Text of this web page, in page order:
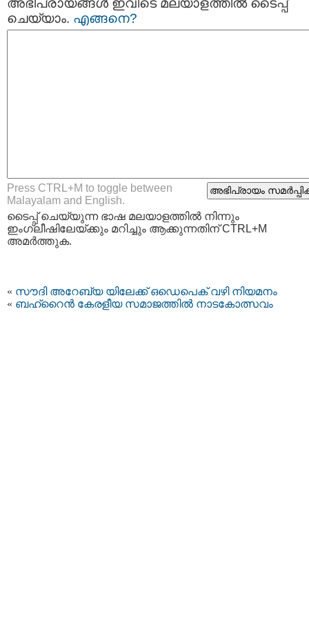
ചെയ്യാം. എങ്ങനെ?
Press CTRL+M to toggle between
Malayalam and English.
ടൈപ്പ്‌ ചെയ്യുന്ന ഭാഷ മലയാളത്തില്‍ നിന്നും
ഇംഗ്ലീഷിലേയ്ക്കും മറിച്ചും ആക്കുന്നതിന് CTRL+M
അമര്‍ത്തുക.
« സൗദി അറേബ്യ യിലേക്ക് ഒഡെപെക് വഴി നിയമനം
« ബഹ്റൈന്‍ കേരളീയ സമാജത്തില്‍ നാടകോത്സവം